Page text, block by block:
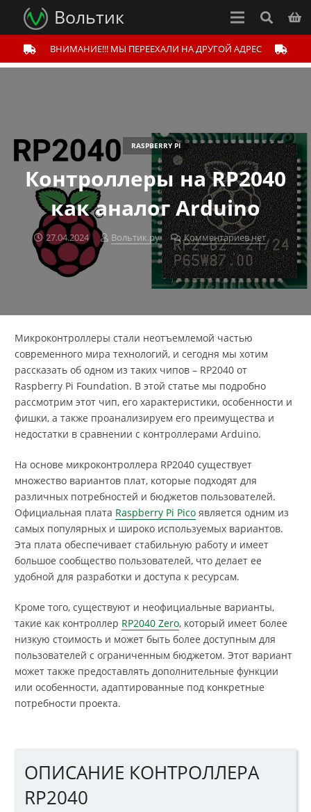
Вольтик
ВНИМАНИЕ!!! МЫ ПЕРЕЕХАЛИ НА ДРУГОЙ АДРЕС
Контроллеры на RP2040
как аналог Arduino
27.04.2024 Вольтик.ру
RASPBERRY PI
Комментариев нет
Микроконтроллеры стали неотъемлемой частью
современного мира технологий, и сегодня мы хотим
рассказать об одном из таких чипов – RP2040 от
Raspberry Pi Foundation. В этой статье мы подробно
рассмотрим этот чип, его характеристики, особенности и
фишки, а также проанализируем его преимущества и
недостатки в сравнении с контроллерами Arduino.
На основе микроконтроллера RP2040 существует
множество вариантов плат, которые подходят для
различных потребностей и бюджетов пользователей.
Официальная плата Raspberry Pi Pico является одним из
самых популярных и широко используемых вариантов.
Эта плата обеспечивает стабильную работу и имеет
большое сообщество пользователей, что делает ее
удобной для разработки и доступа к ресурсам.
Кроме того, существуют и неофициальные варианты,
такие как контроллер RP2040 Zero, который имеет более
низкую стоимость и может быть более доступным для
пользователей с ограниченным бюджетом. Этот вариант
может также предоставлять дополнительные функции
или особенности, адаптированные под конкретные
потребности проекта.
ОПИСАНИЕ КОНТРОЛЛЕРА
RP2040